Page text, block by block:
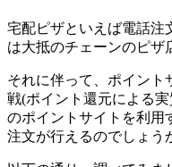
宅配ピザといえば電話注
は大抵のチェーンのピザ
それに伴って、ポイント
戦(ポイント還元による
のポイントサイトを利用
注文が行えるのでしょう